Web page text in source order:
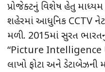
પ્રોજેક્ટનું વિશેષ હેતુ
શહેરમાં આધુનિક CCTV
મળી. 2015માં સુરત
“Picture Intelligence
લાખો ફોટા અને ડેટાબેઝની